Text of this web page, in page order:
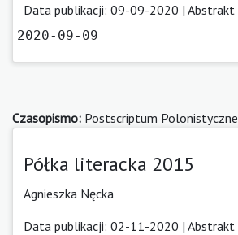
Data publikacji: 09-09-2020 | Abstrakt
2020-09-09
Czasopismo: Postscriptum Polonistyczne
Półka literacka 2015
Agnieszka Nęcka
Data publikacji: 02-11-2020 | Abstrakt